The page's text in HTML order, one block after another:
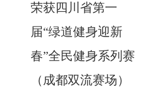
荣获四川省第一
届“绿道健身迎新
春”全民健身系列赛
（成都双流赛场）